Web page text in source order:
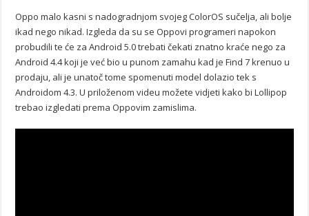
Oppo malo kasni s nadogradnjom svojeg ColorOS sučelja, ali bolje
ikad nego nikad. Izgleda da su se Oppovi programeri napokon
probudili te će za Android 5.0 trebati čekati znatno kraće nego za
Android 4.4 koji je već bio u punom zamahu kad je Find 7 krenuo u
prodaju, ali je unatoč tome spomenuti model dolazio tek s
Androidom 4.3. U priloženom videu možete vidjeti kako bi Lollipop
trebao izgledati prema Oppovim zamislima.